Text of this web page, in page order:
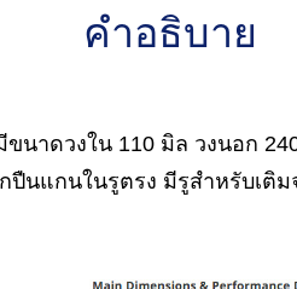
คำอธิบาย
ขนาดวงใน 110 มิล วงนอก
ปืนแกนในรูตรง มีรูสำหรับเติ